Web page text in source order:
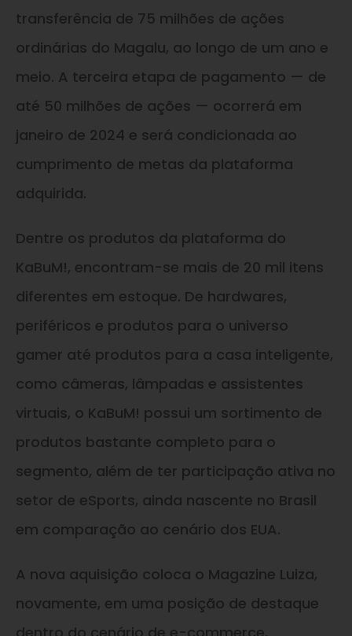
transferência de 75 milhões de ações
ordinárias do Magalu, ao longo de um ano e
meio. A terceira etapa de pagamento — de
até 50 milhões de ações — ocorrerá em
janeiro de 2024 e será condicionada ao
cumprimento de metas da plataforma
adquirida.
Dentre os produtos da plataforma do
KaBuM!, encontram-se mais de 20 mil itens
diferentes em estoque. De hardwares,
periféricos e produtos para o universo
gamer até produtos para a casa inteligente,
como câmeras, lâmpadas e assistentes
virtuais, o KaBuM! possui um sortimento de
produtos bastante completo para o
segmento, além de ter participação ativa no
setor de eSports, ainda nascente no Brasil
em comparação ao cenário dos EUA.
A nova aquisição coloca o Magazine Luiza,
novamente, em uma posição de destaque